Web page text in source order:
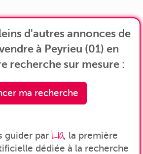
d'autres annonces de
à Peyrieu (01) en
recherche sur mesure :
ma recherche
guider par Lia, la première
dédiée à la recherche